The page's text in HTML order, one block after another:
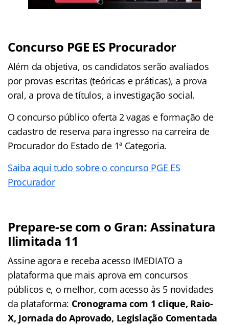
Concurso PGE ES Procurador
Além da objetiva, os candidatos serão avaliados
por provas escritas (teóricas e práticas), a prova
oral, a prova de títulos, a investigação social.
O concurso público oferta 2 vagas e formação de
cadastro de reserva para ingresso na carreira de
Procurador do Estado de 1ª Categoria.
Saiba aqui tudo sobre o concurso PGE ES
Procurador
Prepare-se com o Gran: Assinatura
Ilimitada 11
Assine agora e receba acesso IMEDIATO a
plataforma que mais aprova em concursos
públicos e, o melhor, com acesso às 5 novidades
da plataforma: Cronograma com 1 clique, Raio-
X, Jornada do Aprovado, Legislação Comentada